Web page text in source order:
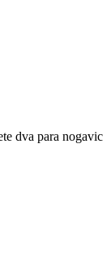
dva para nogavic